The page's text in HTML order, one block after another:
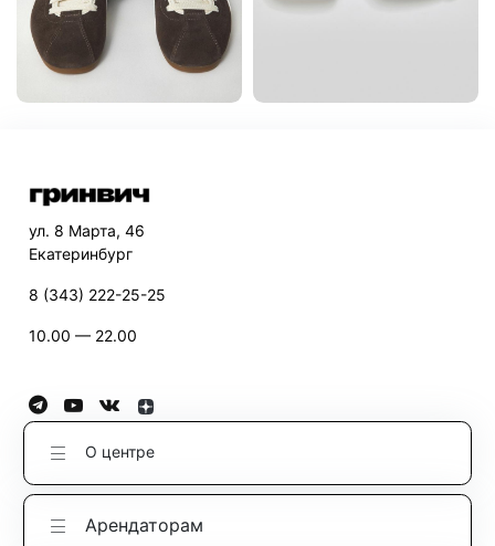
ул. 8 Марта, 46
Екатеринбург
8 (343) 222-25-25
10.00 — 22.00
О центре
Арендаторам